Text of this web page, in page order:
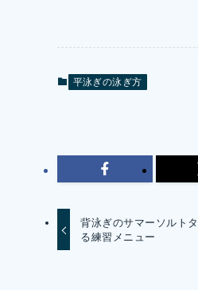
平泳ぎの泳ぎ方
背泳ぎのサマーソルト
る練習メニュー